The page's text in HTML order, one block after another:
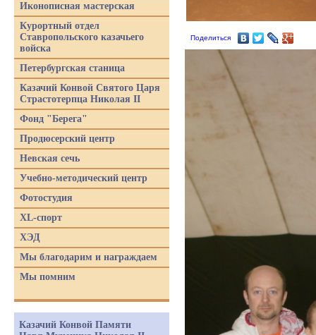
Поделиться
Иконописная мастерская
Курортный отдел
Ставропольского казачьего
войска
Петербургская станица
Казачий Конвой Святого Царя
Страстотерпца Николая II
Фонд "Берега"
Продюсерский центр
Невская сечь
Учебно-методический центр
Фотостудия
XL-спорт
ХЭД
Мы благодарим и награждаем
Мы помним
Казачий Конвой Памяти